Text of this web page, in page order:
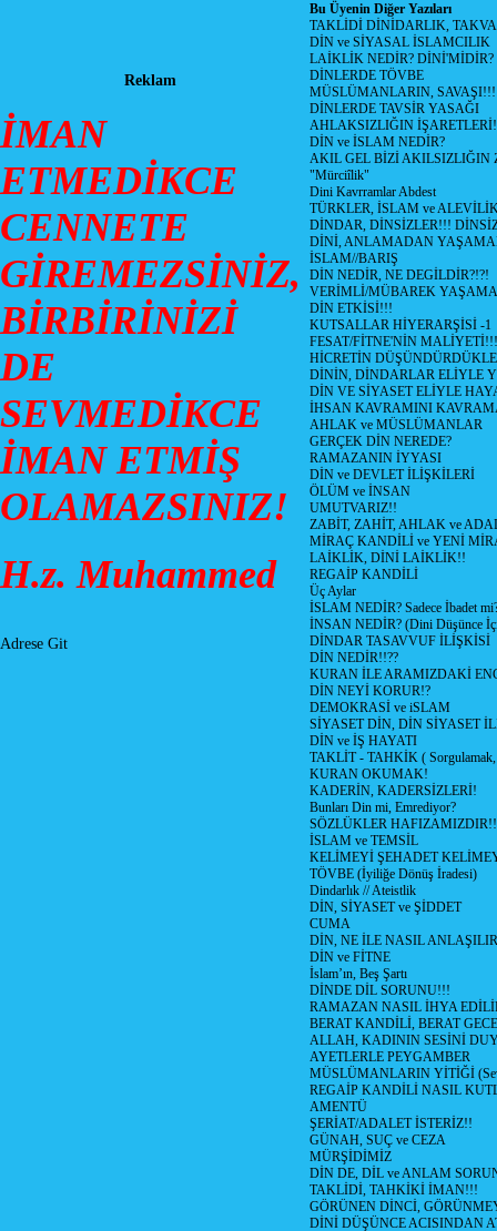
Reklam
İMAN
ETMEDİKCE
CENNETE
GİREMEZSİNİZ,
BİRBİRİNİZİ
DE
SEVMEDİKCE
İMAN ETMİŞ
OLAMAZSINIZ!
H.z. Muhammed
Adrese Git
Bu Üyenin Diğer Yazıları
TAKLİDİ DİNİDARLIK,
DİN ve SİYASAL İSLAMCILIK
LAİKLİK NEDİR? DİNİ'MİDİR?
DİNLERDE TÖVBE
MÜSLÜMANLARIN, SAVAŞI!!!
DİNLERDE TAVSİR YASAĞI
AHLAKSIZLIĞIN
DİN ve İSLAM NEDİR?
AKIL GEL BİZİ AKILSIZLIĞIN
"Mürciîlik"
Dini Kavrramlar Abdest
TÜRKLER, İSLAM ve
DİNDAR, DİNSİZLER!!!
DİNİ, ANLAMADAN
İSLAM//BARIŞ
DİN NEDİR, NE DEGİLDİR?!?!
VERİMLİ/MÜBAREK
DİN ETKİSİ!!!
KUTSALLAR HİYERARŞİSİ -1
FESAT/FİTNE'NİN MALİYETİ!!!
HİCRETİN
DİNİN, DİNDARLAR ELİYLE
DİN VE SİYASET ELİYLE
İHSAN KAVRAMINI
AHLAK ve MÜSLÜMANLAR
GERÇEK DİN NEREDE?
RAMAZANIN İYYASI
DİN ve DEVLET İLİŞKİLERİ
ÖLÜM ve İNSAN
UMUTVARIZ!!
ZABİT, ZAHİT, AHLAK ve
MİRAÇ KANDİLİ ve YENİ
LAİKLİK, DİNİ LAİKLİK!!
REGAİP KANDİLİ
Üç Aylar
İSLAM NEDİR? Sadece İbadet
İNSAN NEDİR? (Dini Düşünce
DİNDAR TASAVVUF İLİŞKİSİ
DİN NEDİR!!??
KURAN İLE ARAMIZDAKİ
DİN NEYİ KORUR!?
DEMOKRASİ ve iSLAM
SİYASET DİN, DİN SİYASET
DİN ve İŞ HAYATI
TAKLİT - TAHKİK ( Sorgulamak,
KURAN OKUMAK!
KADERİN, KADERSİZLERİ!
Bunları Din mi, Emrediyor?
SÖZLÜKLER HAFIZAMIZDIR!!
İSLAM ve TEMSİL
KELİMEYİ ŞEHADET
TÖVBE (İyiliğe Dönüş İradesi)
Dindarlık // Ateistlik
DİN, SİYASET ve ŞİDDET
CUMA
DİN, NE İLE NASIL
DİN ve FİTNE
İslam’ın, Beş Şartı
DİNDE DİL SORUNU!!!
RAMAZAN NASIL İHYA
BERAT KANDİLİ, BERAT
ALLAH, KADININ SESİNİ
AYETLERLE PEYGAMBER
MÜSLÜMANLARIN YİTİĞİ
REGAİP KANDİLİ NASIL
AMENTÜ
ŞERİAT/ADALET İSTERİZ!!
GÜNAH, SUÇ ve CEZA
MÜRŞİDİMİZ
DİN DE, DİL ve ANLAM
TAKLİDİ, TAHKİKİ İMAN!!!
GÖRÜNEN DİNCİ,
DİNİ DÜŞÜNCE ACISINDAN